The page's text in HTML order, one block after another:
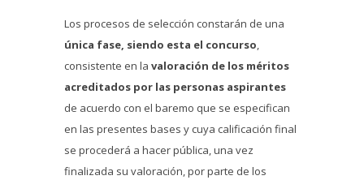
Los procesos de selección constarán de una
única fase, siendo esta el concurso,
consistente en la valoración de los méritos
acreditados por las personas aspirantes
de acuerdo con el baremo que se especifican
en las presentes bases y cuya calificación final
se procederá a hacer pública, una vez
finalizada su valoración, por parte de los